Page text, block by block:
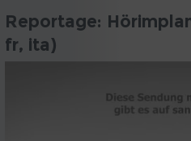
Reportage:
fr, ita)